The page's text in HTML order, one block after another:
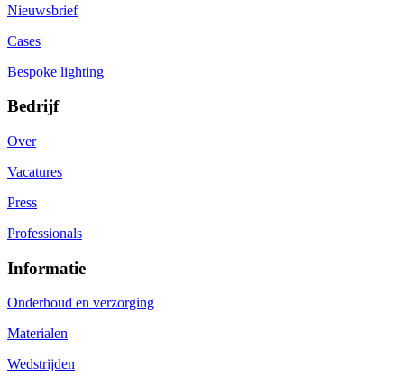
Nieuwsbrief
Cases
Bespoke lighting
Bedrijf
Over
Vacatures
Press
Professionals
Informatie
Onderhoud en verzorging
Materialen
Wedstrijden